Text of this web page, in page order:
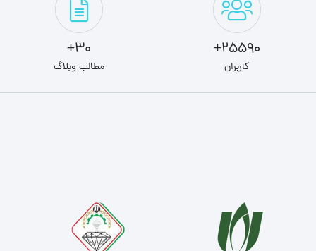
25590+
کاربران
30+
مطالب وبلاگ